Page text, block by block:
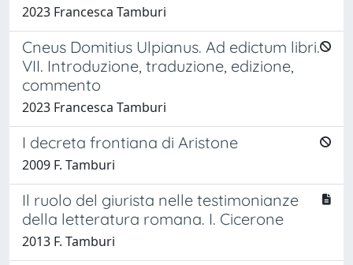
2023 Francesca Tamburi
Cneus Domitius Ulpianus. Ad edictum libri.
VII. Introduzione, traduzione, edizione,
commento
2023 Francesca Tamburi
I decreta frontiana di Aristone
2009 F. Tamburi
Il ruolo del giurista nelle testimonianze
della letteratura romana. I. Cicerone
2013 F. Tamburi